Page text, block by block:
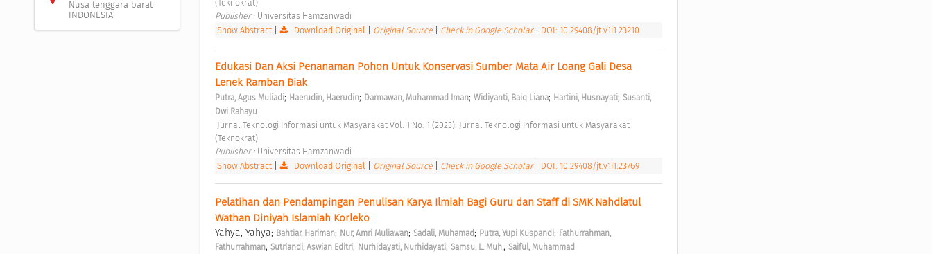
Nusa tenggara barat
INDONESIA
(Teknokrat)
Publisher : Universitas Hamzanwadi
Show Abstract| Download Original Original Source Check in Google Scholar DOI: 10.29408/jt.v1i1.23210
Edukasi Dan Aksi Penanaman Pohon Untuk Konservasi Sumber Mata Air Loang Gali Desa
Lenek Ramban Biak
Putra, Agus Muliadi; Haerudin, Haerudin; Darmawan, Muhammad Iman; Widiyanti, Baiq Liana; Hartini, Husnayati; Susanti,
Dwi Rahayu
(Teknokrat)
Publisher : Universitas Hamzanwadi
Show Abstract| Download Original Original Source Check in Google Scholar DOI: 10.29408/jt.v1i1.23769
Pelatihan dan Pendampingan Penulisan Karya Ilmiah Bagi Guru dan Staff di SMK Nahdlatul
Wathan Diniyah Islamiah Korleko
Yahya, Yahya; Bahtiar, Hariman; Nur, Amri Muliawan; Sadali, Muhamad; Putra, Yupi Kuspandi; Fathurrahman,
Fathurrahman; Sutriandi, Aswian Editri; Nurhidayati, Nurhidayati; Samsu, L. Muh.; Saiful, Muhammad